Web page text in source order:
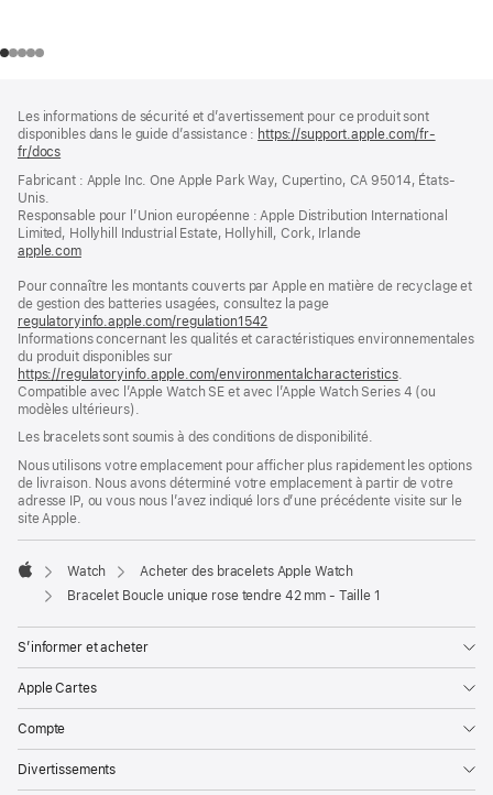
de
page
de
bas
page
Les informations de sécurité et d’avertissement pour ce produit sont
disponibles dans le guide d’assistance : https://support.apple.com/fr-
fr/docs
une
fenêtre)
Fabricant : Apple Inc. One Apple Park Way, Cupertino, CA 95014, États-
Unis.
Responsable pour l’Union européenne : Apple Distribution International
Limited, Hollyhill Industrial Estate, Hollyhill, Cork, Irlande
apple.com(s’ouvre
une
nouvelle
fenêtre)
Pour connaître les montants couverts par Apple en matière de recyclage et
de gestion des batteries usagées, consultez la page
regulatoryinfo.apple.com/regulation1542
dans
nouvelle
fenêtre)
Informations concernant les qualités et caractéristiques environnementales
du produit disponibles sur
https://regulatoryinfo.apple.com/environmentalcharacteristics.
Compatible avec l’Apple Watch SE et avec l’Apple Watch Series 4 (ou
modèles ultérieurs).
Les bracelets sont soumis à des conditions de disponibilité.
Nous utilisons votre emplacement pour afficher plus rapidement les options
de livraison. Nous avons déterminé votre emplacement à partir de votre
adresse IP, ou vous nous l’avez indiqué lors d’une précédente visite sur le
site Apple.
Apple
Watch
Acheter des bracelets Apple Watch
Bracelet Boucle unique rose tendre 42 mm - Taille 1
S’informer et acheter
Apple Cartes
Compte
Divertissements